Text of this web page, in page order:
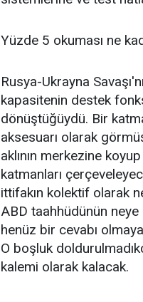
Yüzde 5 okuması ne
Rusya-Ukrayna
kapasitenin destek
dönüştüğüydü. Bir
aksesuarı olarak
aklının merkezine
katmanları
ittifakın kolektif olarak
ABD taahhüdünün
henüz bir cevabı
O boşluk
kalemi olarak kalacak.